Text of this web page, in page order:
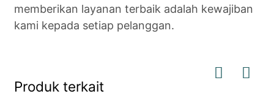
memberikan layanan terbaik adalah kewajiban
kami kepada setiap pelanggan.
Produk terkait